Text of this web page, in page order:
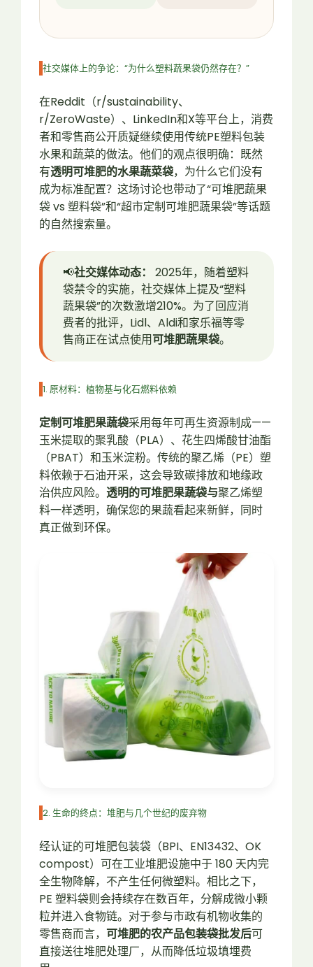
社交媒体上的争论：“为什么塑料蔬果袋仍然存在？”
在Reddit（r/sustainability、
r/ZeroWaste）、LinkedIn和X等平台上，消费
者和零售商公开质疑继续使用传统PE塑料包装
水果和蔬菜的做法。他们的观点很明确：既然
有透明可堆肥的水果蔬菜袋，为什么它们没有
成为标准配置？这场讨论也带动了“可堆肥蔬果
袋 vs 塑料袋”和“超市定制可堆肥蔬果袋”等话题
的自然搜索量。
📢社交媒体动态：
2025年，随着塑料
袋禁令的实施，社交媒体上提及“塑料
蔬果袋”的次数激增210%。为了回应消
费者的批评，Lidl、Aldi和家乐福等零
售商正在试点使用可堆肥蔬果袋。
1. 原材料：植物基与化石燃料依赖
定制可堆肥果蔬袋采用每年可再生资源制成——
玉米提取的聚乳酸（PLA）、花生四烯酸甘油酯
（PBAT）和玉米淀粉。传统的聚乙烯（PE）塑
料依赖于石油开采，这会导致碳排放和地缘政
治供应风险。透明的可堆肥果蔬袋与聚乙烯塑
料一样透明，确保您的果蔬看起来新鲜，同时
真正做到环保。
2. 生命的终点：堆肥与几个世纪的废弃物
经认证的可堆肥包装袋（BPI、EN13432、OK
compost）可在工业堆肥设施中于 180 天内完
全生物降解，不产生任何微塑料。相比之下，
PE 塑料袋则会持续存在数百年，分解成微小颗
粒并进入食物链。对于参与市政有机物收集的
零售商而言， 可堆肥的农产品包装袋批发后可
直接送往堆肥处理厂，从而降低垃圾填埋费